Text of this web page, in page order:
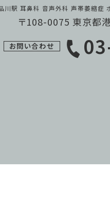
川駅 耳鼻科 音声外科 声帯萎縮症
〒108-0075 東京都
お問い合わせ